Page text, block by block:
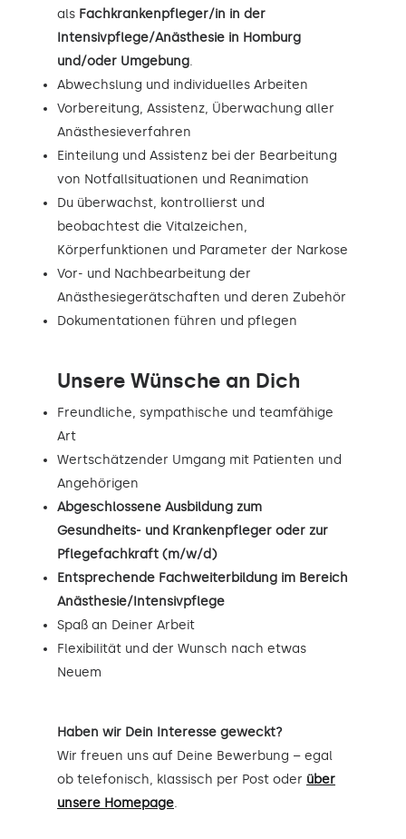
als Fachkrankenpfleger/in in der
Intensivpflege/Anästhesie in Homburg
und/oder Umgebung.
Abwechslung und individuelles Arbeiten
Vorbereitung, Assistenz, Überwachung aller
Anästhesieverfahren
Einteilung und Assistenz bei der Bearbeitung
von Notfallsituationen und Reanimation
Du überwachst, kontrollierst und
beobachtest die Vitalzeichen,
Körperfunktionen und Parameter der Narkose
Vor- und Nachbearbeitung der
Anästhesiegerätschaften und deren Zubehör
Dokumentationen führen und pflegen
Unsere Wünsche an Dich
Freundliche, sympathische und teamfähige
Art
Wertschätzender Umgang mit Patienten und
Angehörigen
Abgeschlossene Ausbildung zum
Gesundheits- und Krankenpfleger oder zur
Pflegefachkraft (m/w/d)
Entsprechende Fachweiterbildung im Bereich
Anästhesie/Intensivpflege
Spaß an Deiner Arbeit
Flexibilität und der Wunsch nach etwas
Neuem
Haben wir Dein Interesse geweckt?
Wir freuen uns auf Deine Bewerbung – egal
ob telefonisch, klassisch per Post oder über
unsere Homepage.